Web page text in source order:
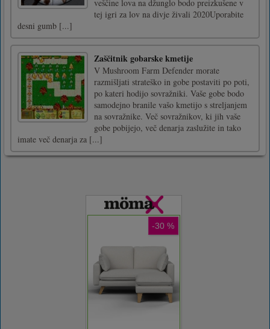
veščine lova na džunglo bodo preizkušene v
tej igri za lov na divje živali 2020Uporabite
desni gumb [...]
Zaščitnik gobarske kmetije
V Mushroom Farm Defender morate
razmišljati strateško in gobe postaviti po poti,
po kateri hodijo sovražniki. Vaše gobe bodo
samodejno branile vašo kmetijo s streljanjem
na sovražnike. Več sovražnikov, ki jih vaše
gobe pobijejo, več denarja zaslužite in tako
imate več denarja za [...]